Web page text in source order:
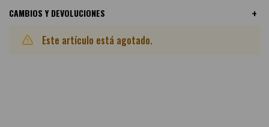
CAMBIOS Y DEVOLUCIONES
Este artículo está agotado.